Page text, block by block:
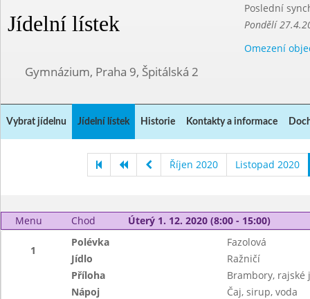
Jídelní lístek
Poslední
Pondělí
Omezení
Gymnázium, Praha 9, Špitálská 2
Vybrat jídelnu Jídelní lístek Historie Kontakty a informace
Říjen 2020 Listopad 2020
Menu Chod Úterý 1. 12. 2020 (8:00 - 15:00)
1
Polévka
Fazolová
Jídlo
Ražničí
Příloha
Brambory, rajské
Nápoj
Čaj, sirup, voda